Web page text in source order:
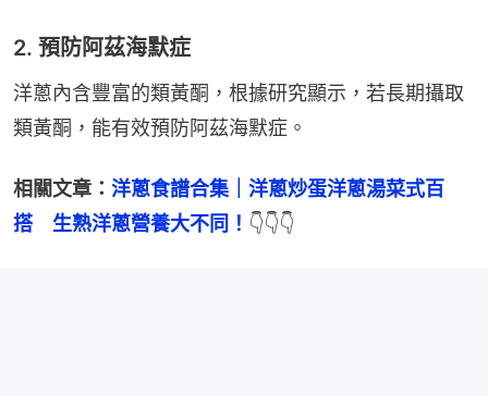
2. 預防阿茲海默症
洋蔥內含豐富的類黃酮，根據研究顯示，若長期攝取
類黃酮，能有效預防阿茲海默症。
相關文章： 洋蔥食譜合集｜洋蔥炒蛋洋蔥湯菜式百
搭　生熟洋蔥營養大不同！ 👇👇👇